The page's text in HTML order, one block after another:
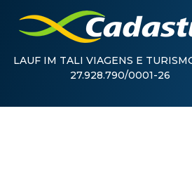
LAUF IM TALI VIAGENS E
27.928.790/0001-26